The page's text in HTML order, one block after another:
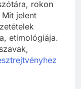
rokon
jelent
etimológiája.